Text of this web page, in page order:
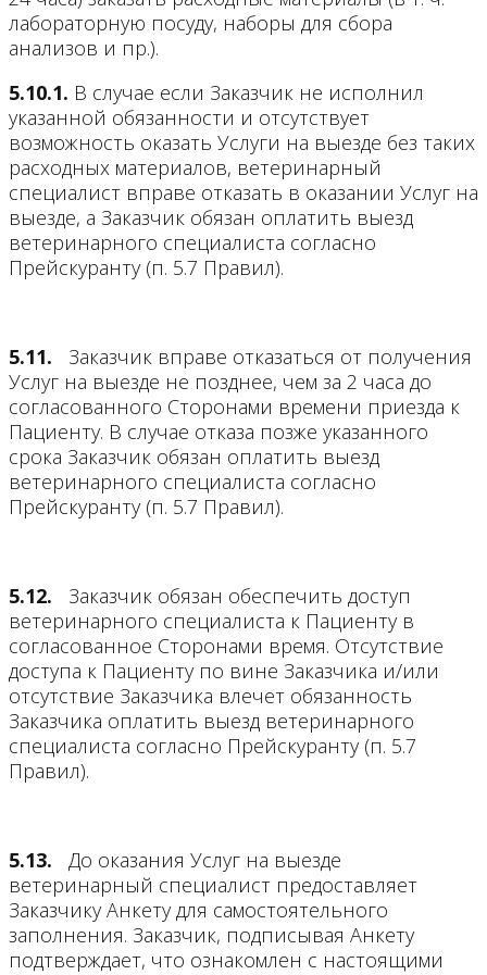
лабораторную посуду, наборы для сбора
анализов и пр.).
5.10.1. В случае если Заказчик не исполнил
указанной обязанности и отсутствует
возможность оказать Услуги на выезде без таких
расходных материалов, ветеринарный
специалист вправе отказать в оказании Услуг на
выезде, а Заказчик обязан оплатить выезд
ветеринарного специалиста согласно
Прейскуранту (п. 5.7 Правил).
5.11. Заказчик вправе отказаться от получения
Услуг на выезде не позднее, чем за 2 часа до
согласованного Сторонами времени приезда к
Пациенту. В случае отказа позже указанного
срока Заказчик обязан оплатить выезд
ветеринарного специалиста согласно
Прейскуранту (п. 5.7 Правил).
5.12. Заказчик обязан обеспечить доступ
ветеринарного специалиста к Пациенту в
согласованное Сторонами время. Отсутствие
доступа к Пациенту по вине Заказчика и/или
отсутствие Заказчика влечет обязанность
Заказчика оплатить выезд ветеринарного
специалиста согласно Прейскуранту (п. 5.7
Правил).
5.13. До оказания Услуг на выезде
ветеринарный специалист предоставляет
Заказчику Анкету для самостоятельного
заполнения. Заказчик, подписывая Анкету
подтверждает, что ознакомлен с настоящими